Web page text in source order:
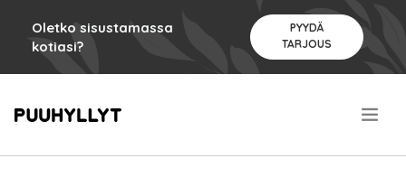
Oletko sisustamassa
kotiasi?
PYYDÄ
TARJOUS